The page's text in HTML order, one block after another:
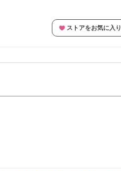
ストアをお気に入り